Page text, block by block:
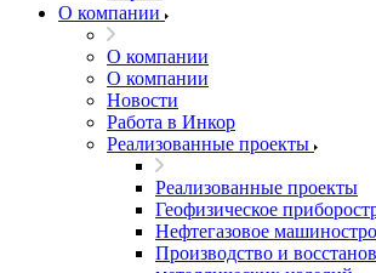
О компании
О компании
О компании
Новости
Работа в Инкор
Реализованные проекты
Реализованные проекты
Геофизическое
Нефтегазовое
Производство и